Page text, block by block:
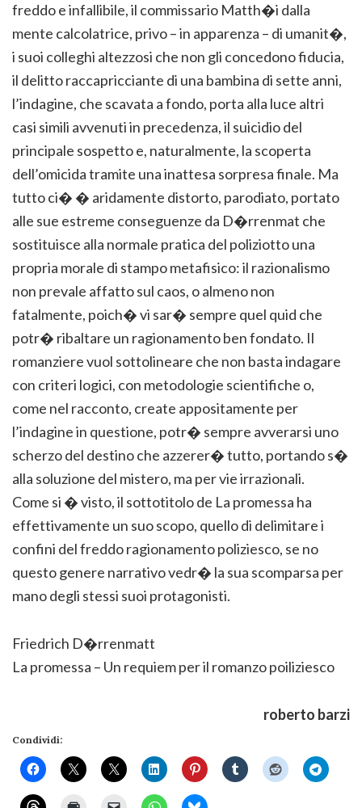
freddo e infallibile, il commissario Matth�i dalla
mente calcolatrice, privo – in apparenza – di umanit�,
i suoi colleghi altezzosi che non gli concedono fiducia,
il delitto raccapricciante di una bambina di sette anni,
l’indagine, che scavata a fondo, porta alla luce altri
casi simili avvenuti in precedenza, il suicidio del
principale sospetto e, naturalmente, la scoperta
dell’omicida tramite una inattesa sorpresa finale. Ma
tutto ci� � aridamente distorto, parodiato, portato
alle sue estreme conseguenze da D�rrenmat che
sostituisce alla normale pratica del poliziotto una
propria morale di stampo metafisico: il razionalismo
non prevale affatto sul caos, o almeno non
fatalmente, poich� vi sar� sempre quel quid che
potr� ribaltare un ragionamento ben fondato. Il
romanziere vuol sottolineare che non basta indagare
con criteri logici, con metodologie scientifiche o,
come nel racconto, create appositamente per
l’indagine in questione, potr� sempre avverarsi uno
scherzo del destino che azzerer� tutto, portando s�
alla soluzione del mistero, ma per vie irrazionali.
Come si � visto, il sottotitolo de La promessa ha
effettivamente un suo scopo, quello di delimitare i
confini del freddo ragionamento poliziesco, se no
questo genere narrativo vedr� la sua scomparsa per
mano degli stessi suoi protagonisti.
Friedrich D�rrenmatt
La promessa – Un requiem per il romanzo poiliziesco
roberto barzi
Condividi: